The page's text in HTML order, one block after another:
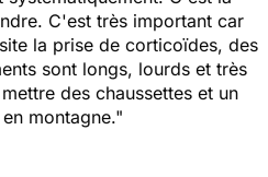
C'est très important car
la prise de corticoïdes, des
sont longs, lourds et très
des chaussettes et un
montagne."